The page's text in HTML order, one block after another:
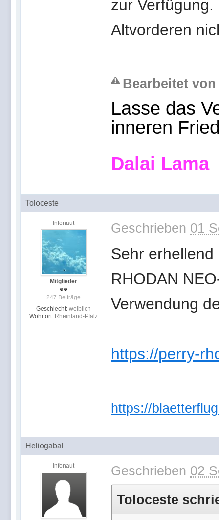
zur
Altvorderen
Bearbeitet von
Lasse das
inneren
Dalai Lama
Toloceste
Infonaut
Mitglieder
247 Beiträge
Geschlecht: weiblich
Wohnort: Rheinland-Pfalz
Geschrieben 01
Sehr erhellend
RHODAN
Verwendung
https://perry-
https://
Heliogabal
Infonaut Geschrieben 02
Toloceste